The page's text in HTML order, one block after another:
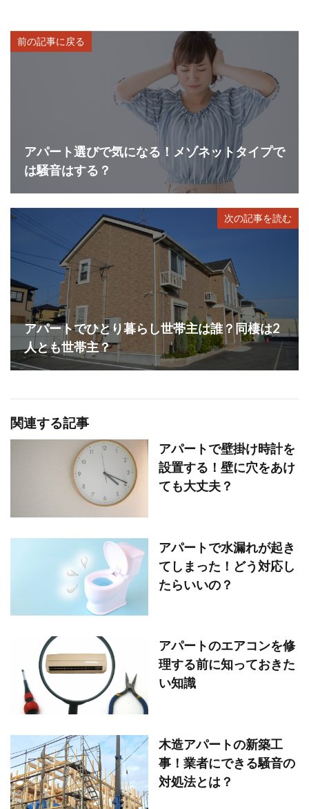
前の記事に戻る
アパート選びで気になる！メゾネットタイプで
は騒音はする？
次の記事を読む
アパートでひとり暮らし世帯主は誰？同棲は2
人とも世帯主？
関連する記事
アパートで壁掛け時計を
設置する！壁に穴をあけ
ても大丈夫？
アパートで水漏れが起き
てしまった！どう対応し
たらいいの？
アパートのエアコンを修
理する前に知っておきた
い知識
木造アパートの新築工
事！業者にできる騒音の
対処法とは？